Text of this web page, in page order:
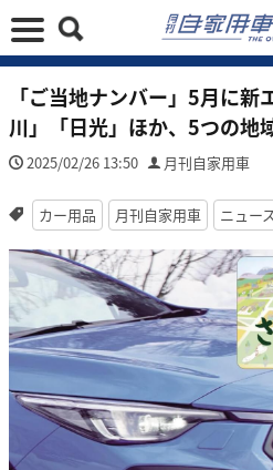
「ご当地ナンバー」5月に
川」「日光」ほか、5つの地
2025/02/26 13:50 月刊自家用車
カー用品 月刊自家用車 ニュース